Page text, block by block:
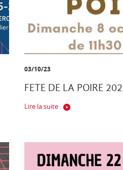
03/10/23
FETE DE LA POIRE
Lire la suite